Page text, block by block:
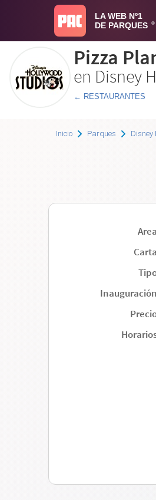
LA WEB Nº1
DE PARQUES
®
Pizza
en Disney
← RESTAURANTES
Inicio Parques Disney